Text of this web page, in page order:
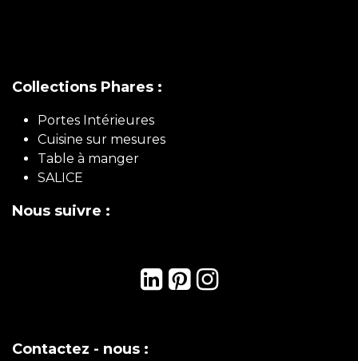
Collections Phares :
Portes Intérieures
Cuisine sur mesures
Table à manger
SALICE
Nous suivre :
Contactez - nous :